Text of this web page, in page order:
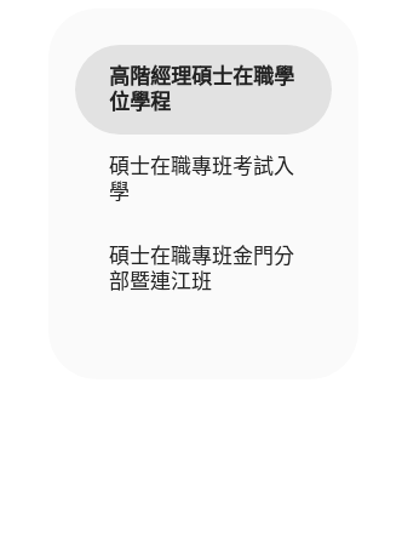
高階經理碩士在職學
位學程
碩士在職專班考試入
學
碩士在職專班金門分
部暨連江班